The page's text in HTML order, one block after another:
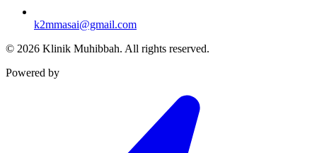
k2mmasai@gmail.com
© 2026 Klinik Muhibbah. All rights reserved.
Powered by